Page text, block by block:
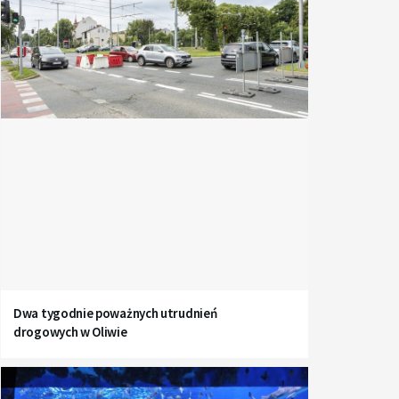
Dwa tygodnie poważnych utrudnień
drogowych w Oliwie